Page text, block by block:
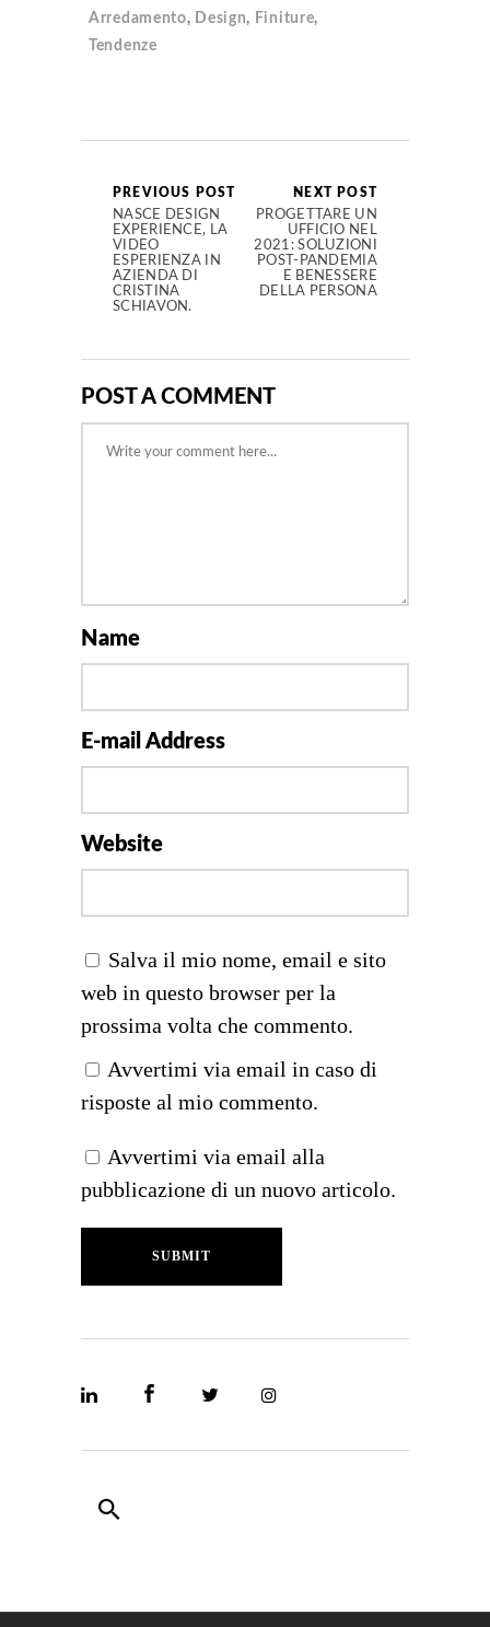
Arredamento, Design, Finiture,
Tendenze
PREVIOUS POST
NASCE DESIGN
EXPERIENCE, LA
VIDEO
ESPERIENZA IN
AZIENDA DI
CRISTINA
SCHIAVON.
NEXT POST
PROGETTARE UN
UFFICIO NEL
2021: SOLUZIONI
POST-PANDEMIA
E BENESSERE
DELLA PERSONA
POST A COMMENT
Name
E-mail Address
Website
Salva il mio nome, email e sito
web in questo browser per la
prossima volta che commento.
Avvertimi via email in caso di
risposte al mio commento.
Avvertimi via email alla
pubblicazione di un nuovo articolo.
SUBMIT